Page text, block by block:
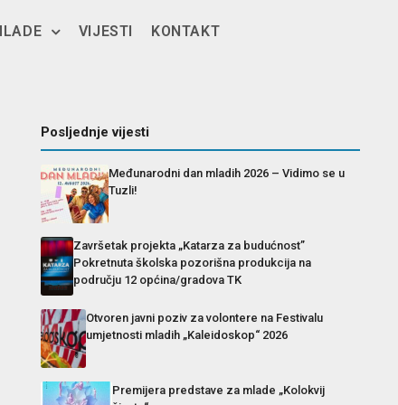
VIJESTI KONTAKT
Posljednje vijesti
Međunarodni dan mladih 2026 – Vidimo se u
Tuzli!
Završetak projekta „Katarza za budućnost”
Pokretnuta školska pozorišna produkcija na
području 12 općina/gradova TK
Otvoren javni poziv za volontere na Festivalu
umjetnosti mladih „Kaleidoskop“ 2026
Premijera predstave za mlade „Kolokvij